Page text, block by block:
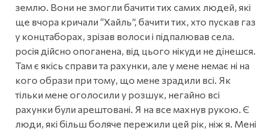
землю. Вони не змогли бачити тих самих людей, які
ще вчора кричали “Хайль”, бачити тих, хто пускав газ
у концтаборах, зрізав волоси і підпалював села.
росія дійсно опоганена, від цього нікуди не дінешся.
Там є якісь справи та рахунки, але у мене немає ні на
кого образи при тому, що мене зрадили всі. Як
тільки мене оголосили у розшук, негайно всі
рахунки були арештовані. Я на все махнув рукою. Є
люди, які більш боляче пережили цей рік, ніж я. Мені